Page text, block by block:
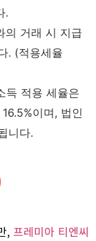
.
의 거래 시 지급
. (적용세율
득 적용 세율은
이며, 법인
니다.
,프레미아 티엔씨